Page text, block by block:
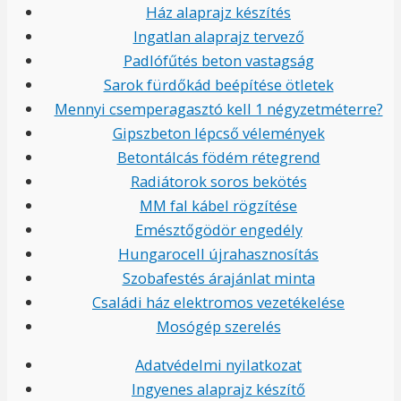
Ház alaprajz készítés
Ingatlan alaprajz tervező
Padlófűtés beton vastagság
Sarok fürdőkád beépítése ötletek
Mennyi csemperagasztó kell 1 négyzetméterre?
Gipszbeton lépcső vélemények
Betontálcás födém rétegrend
Radiátorok soros bekötés
MM fal kábel rögzítése
Emésztőgödör engedély
Hungarocell újrahasznosítás
Szobafestés árajánlat minta
Családi ház elektromos vezetékelése
Mosógép szerelés
Adatvédelmi nyilatkozat
Ingyenes alaprajz készítő